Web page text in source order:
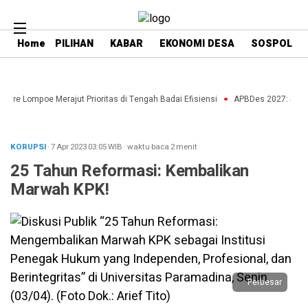
Home PILIHAN KABAR EKONOMI DESA SOSPOL
Lompoe Merajut Prioritas di Tengah Badai Efisiensi APBDes 2027:
KORUPSI· 7 Apr 202303:05WIB ·waktu baca 2 menit
25 Tahun Reformasi: Kembalikan
Marwah KPK!
Perbesar